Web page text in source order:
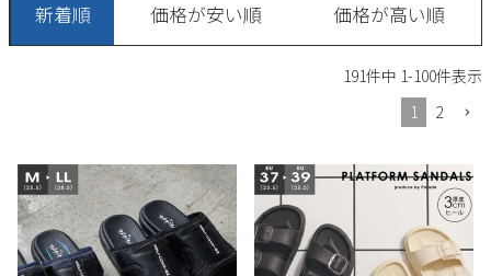
ローファー
ブーツ
ウェア
ワークシューズ
ブーツ
スニーカー
フォーマル
ブーツ
レディース新入荷
すべての商品
キッズSALE
バッグ
リュック
ボディバッグ
すべての商品
ケア用品
詳細検索
店舗一覧
新着順 価格が安い順 価格が高い順
191件中 1-100件表示
1
2